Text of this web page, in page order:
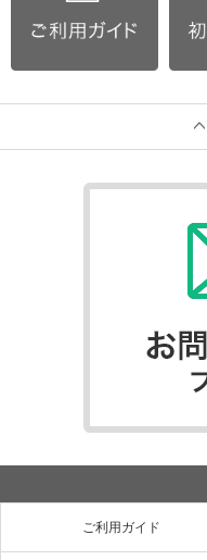
ご利用ガイド